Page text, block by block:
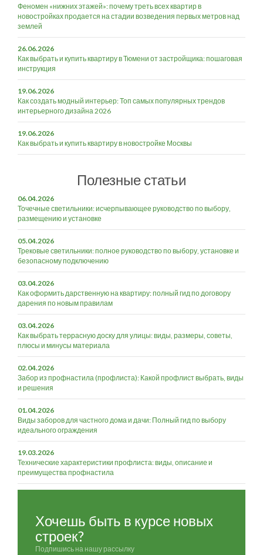
Феномен «нижних этажей»: почему треть всех квартир в
новостройках продается на стадии возведения первых метров над
землей
26.06.2026
Как выбрать и купить квартиру в Тюмени от застройщика: пошаговая
инструкция
19.06.2026
Как создать модный интерьер: Топ самых популярных трендов
интерьерного дизайна 2026
19.06.2026
Как выбрать и купить квартиру в новостройке Москвы
Полезные статьи
06.04.2026
Точечные светильники: исчерпывающее руководство по выбору,
размещению и установке
05.04.2026
Трековые светильники: полное руководство по выбору, установке и
безопасному подключению
03.04.2026
Как оформить дарственную на квартиру: полный гид по договору
дарения по новым правилам
03.04.2026
Как выбрать террасную доску для улицы: виды, размеры, советы,
плюсы и минусы материала
02.04.2026
Забор из профнастила (профлиста): Какой профлист выбрать, виды
и решения
01.04.2026
Виды заборов для частного дома и дачи: Полный гид по выбору
идеального ограждения
19.03.2026
Технические характеристики профлиста: виды, описание и
преимущества профнастила
Хочешь быть в курсе новых
строек?
Подпишись на нашу рассылку